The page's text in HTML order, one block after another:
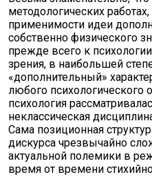
методологических
применимости идеи
собственно физического
прежде всего к
зрения, в наибольшей
«дополнительный»
любого психологического
психология
неклассическая
Сама позиционная
дискурса чрезвычайно
актуальной полемики в
время от времени